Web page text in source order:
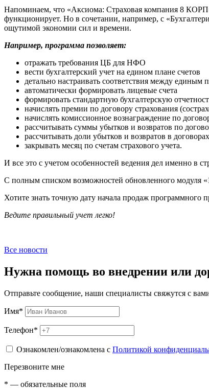
Напоминаем, что «Аксиома: Страховая компания 8
функционирует. Но в сочетании, например, с
ощутимой экономии сил и времени.
Например, программа позволяет:
отражать требования ЦБ для НФО
вести бухгалтерский учет на едином плане счетов
детально настраивать соответствия между
автоматически формировать лицевые счета
формировать стандартную бухгалтерскую
начислять премии по договору страхования
начислять комиссионное вознаграждение по
рассчитывать суммы убытков и возвратов по
рассчитывать доли убытков и возвратов в
закрывать месяц по счетам страхового учета.
И все это с учетом особенностей ведения дел именно в
С полным списком возможностей обновленного модуля
Хотите знать точную дату начала продаж программного
Ведите правильный учет легко!
Все новости
Нужна помощь во внедрении или
Отправьте сообщение, наши специалисты свяжутся с
Имя*
Телефон*
Ознакомлен/ознакомлена с Политикой
Перезвоните мне
* — обязательные поля